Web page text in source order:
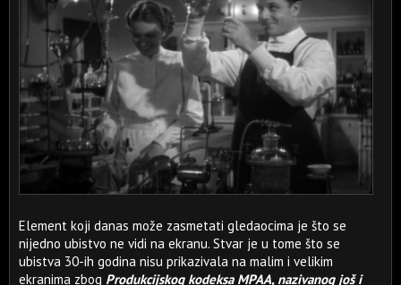
Element koji danas može zasmetati gledaocima je što se
nijedno ubistvo ne vidi na ekranu. Stvar je u tome što se
ubistva 30-ih godina nisu prikazivala na malim i velikim
ekranima zbog Produkcijskog kodeksa MPAA, nazivanog još i